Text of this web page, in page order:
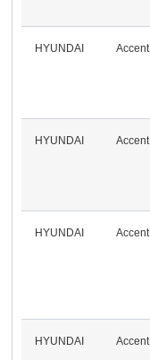
HYUNDAI Accent
HYUNDAI Accent
HYUNDAI Accent
HYUNDAI Accent